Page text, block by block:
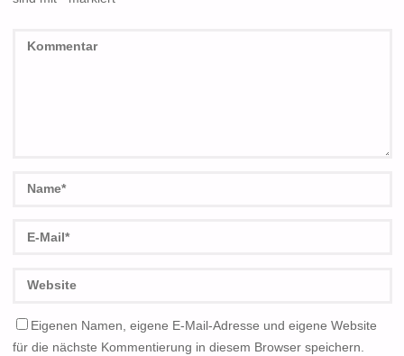
Eigenen Namen, eigene E-Mail-Adresse und eigene Website
für die nächste Kommentierung in diesem Browser speichern.